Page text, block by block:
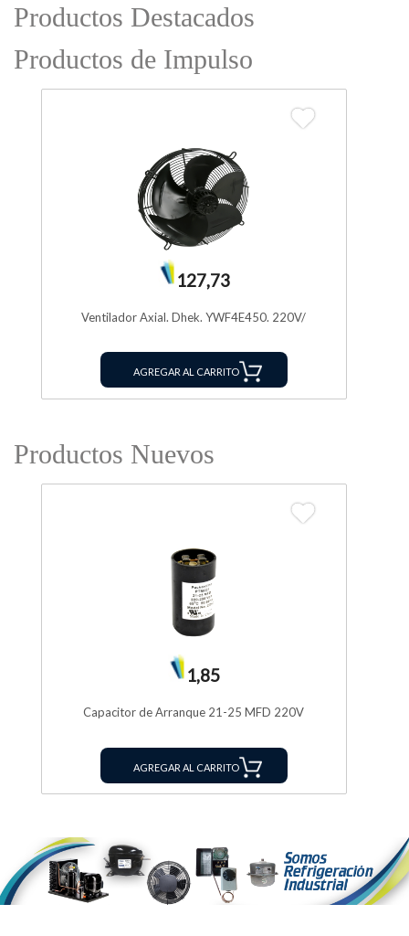
Productos Destacados
Productos de Impulso
127,73
Ventilador Axial. Dhek. YWF4E450. 220V/
AGREGAR AL CARRITO
Productos Nuevos
1,85
Capacitor de Arranque 21-25 MFD 220V
AGREGAR AL CARRITO